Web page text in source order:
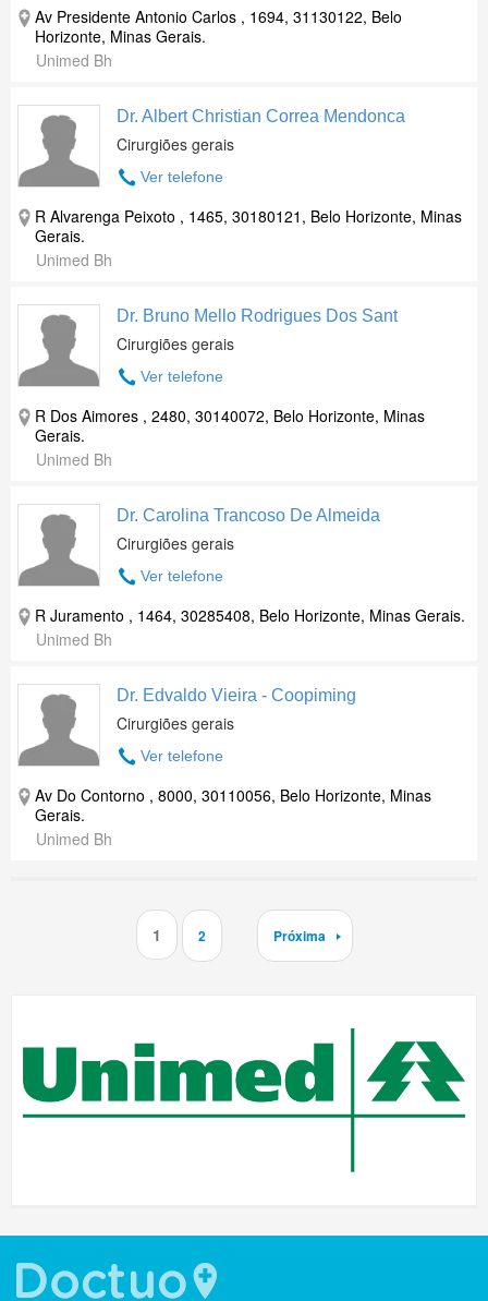
Av Presidente Antonio Carlos , 1694, 31130122, Belo
Horizonte, Minas Gerais.
Unimed Bh
Dr. Albert Christian Correa Mendonca
Cirurgiões gerais
Ver telefone
R Alvarenga Peixoto , 1465, 30180121, Belo Horizonte, Minas
Gerais.
Unimed Bh
Dr. Bruno Mello Rodrigues Dos Sant
Cirurgiões gerais
Ver telefone
R Dos Aimores , 2480, 30140072, Belo Horizonte, Minas
Gerais.
Unimed Bh
Dr. Carolina Trancoso De Almeida
Cirurgiões gerais
Ver telefone
R Juramento , 1464, 30285408, Belo Horizonte, Minas Gerais.
Unimed Bh
Dr. Edvaldo Vieira - Coopiming
Cirurgiões gerais
Ver telefone
Av Do Contorno , 8000, 30110056, Belo Horizonte, Minas
Gerais.
Unimed Bh
1 2 Próxima